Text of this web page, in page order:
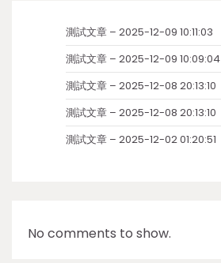
測試文章 – 2025-12-09 10:11:03
測試文章 – 2025-12-09 10:09:04
測試文章 – 2025-12-08 20:13:10
測試文章 – 2025-12-08 20:13:10
測試文章 – 2025-12-02 01:20:51
No comments to show.